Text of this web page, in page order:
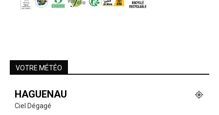
VOTRE MÉTÉO
HAGUENAU
Ciel Dégagé